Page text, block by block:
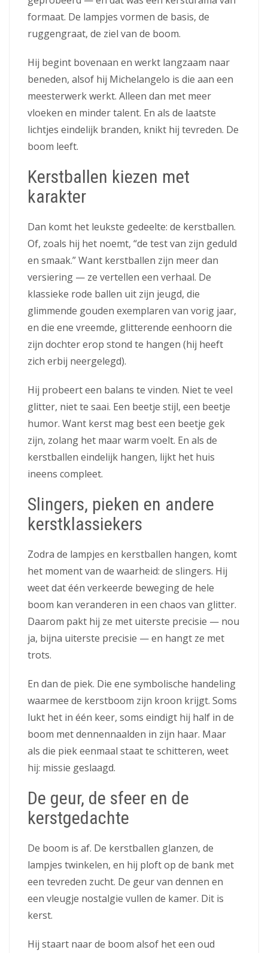
formaat. De lampjes vormen de basis, de
ruggengraat, de ziel van de boom.
Hij begint bovenaan en werkt langzaam naar
beneden, alsof hij Michelangelo is die aan een
meesterwerk werkt. Alleen dan met meer
vloeken en minder talent. En als de laatste
lichtjes eindelijk branden, knikt hij tevreden. De
boom leeft.
Kerstballen kiezen met
karakter
Dan komt het leukste gedeelte: de kerstballen.
Of, zoals hij het noemt, “de test van zijn geduld
en smaak.” Want kerstballen zijn meer dan
versiering — ze vertellen een verhaal. De
klassieke rode ballen uit zijn jeugd, die
glimmende gouden exemplaren van vorig jaar,
en die ene vreemde, glitterende eenhoorn die
zijn dochter erop stond te hangen (hij heeft
zich erbij neergelegd).
Hij probeert een balans te vinden. Niet te veel
glitter, niet te saai. Een beetje stijl, een beetje
humor. Want kerst mag best een beetje gek
zijn, zolang het maar warm voelt. En als de
kerstballen eindelijk hangen, lijkt het huis
ineens compleet.
Slingers, pieken en andere
kerstklassiekers
Zodra de lampjes en kerstballen hangen, komt
het moment van de waarheid: de slingers. Hij
weet dat één verkeerde beweging de hele
boom kan veranderen in een chaos van glitter.
Daarom pakt hij ze met uiterste precisie — nou
ja, bijna uiterste precisie — en hangt ze met
trots.
En dan de piek. Die ene symbolische handeling
waarmee de kerstboom zijn kroon krijgt. Soms
lukt het in één keer, soms eindigt hij half in de
boom met dennennaalden in zijn haar. Maar
als die piek eenmaal staat te schitteren, weet
hij: missie geslaagd.
De geur, de sfeer en de
kerstgedachte
De boom is af. De kerstballen glanzen, de
lampjes twinkelen, en hij ploft op de bank met
een tevreden zucht. De geur van dennen en
een vleugje nostalgie vullen de kamer. Dit is
kerst.
Hij staart naar de boom alsof het een oud